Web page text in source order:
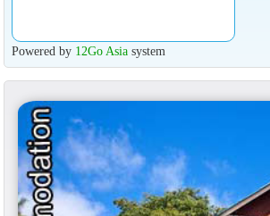
Powered by 12Go Asiasystem